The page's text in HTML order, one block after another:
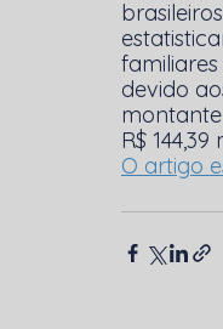
devido
R$ 144,39
O artigo